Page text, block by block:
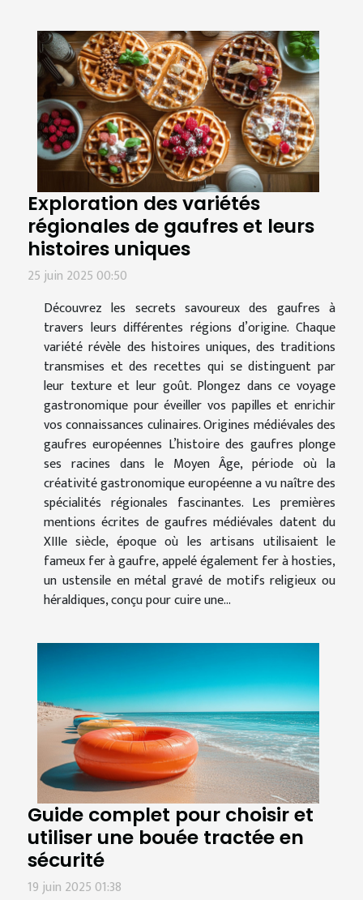
Exploration des variétés
régionales de gaufres et leurs
histoires uniques
25 juin 2025 00:50
Découvrez les secrets savoureux des gaufres à
travers leurs différentes régions d’origine. Chaque
variété révèle des histoires uniques, des traditions
transmises et des recettes qui se distinguent par
leur texture et leur goût. Plongez dans ce voyage
gastronomique pour éveiller vos papilles et enrichir
vos connaissances culinaires. Origines médiévales des
gaufres européennes L’histoire des gaufres plonge
ses racines dans le Moyen Âge, période où la
créativité gastronomique européenne a vu naître des
spécialités régionales fascinantes. Les premières
mentions écrites de gaufres médiévales datent du
XIIIe siècle, époque où les artisans utilisaient le
fameux fer à gaufre, appelé également fer à hosties,
un ustensile en métal gravé de motifs religieux ou
héraldiques, conçu pour cuire une...
Guide complet pour choisir et
utiliser une bouée tractée en
sécurité
19 juin 2025 01:38